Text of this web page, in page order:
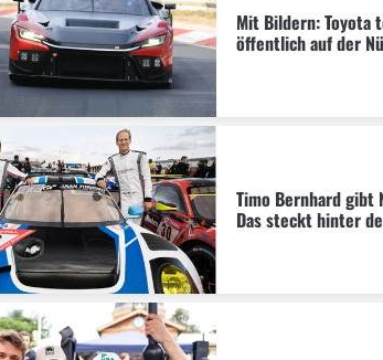
Mit Bildern: Toyota
öffentlich auf der
Timo Bernhard gibt
Das steckt hinter